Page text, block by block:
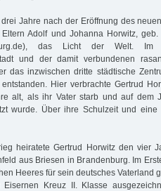
Jahre nach der Eröffnung des
Adolf und Johanna Horwitz, geb.
das Licht der Welt.
und der damit verbundenen
das inzwischen dritte städtische
Hier verbrachte Gertrud
alt, als ihr Vater starb und auf dem
wurde. Über ihre Schulzeit und eine
heiratete Gertrud Horwitz den vier
aus Briesen in Brandenburg. Im
Heeres für sein deutsches Vaterland
Kreuz II. Klasse